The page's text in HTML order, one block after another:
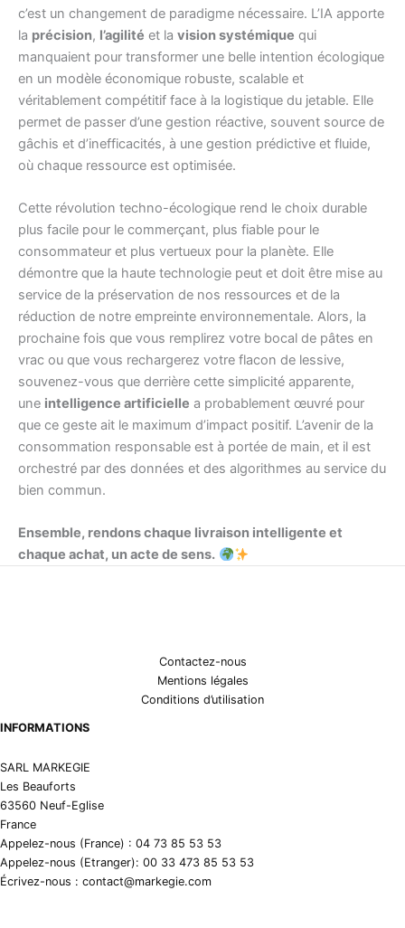
c’est un changement de paradigme nécessaire. L’IA apporte
la précision, l’agilité et la vision systémique qui
manquaient pour transformer une belle intention écologique
en un modèle économique robuste, scalable et
véritablement compétitif face à la logistique du jetable. Elle
permet de passer d’une gestion réactive, souvent source de
gâchis et d’inefficacités, à une gestion prédictive et fluide,
où chaque ressource est optimisée.
Cette révolution techno-écologique rend le choix durable
plus facile pour le commerçant, plus fiable pour le
consommateur et plus vertueux pour la planète. Elle
démontre que la haute technologie peut et doit être mise au
service de la préservation de nos ressources et de la
réduction de notre empreinte environnementale. Alors, la
prochaine fois que vous remplirez votre bocal de pâtes en
vrac ou que vous rechargerez votre flacon de lessive,
souvenez-vous que derrière cette simplicité apparente,
une intelligence artificielle a probablement œuvré pour
que ce geste ait le maximum d’impact positif. L’avenir de la
consommation responsable est à portée de main, et il est
orchestré par des données et des algorithmes au service du
bien commun.
Ensemble, rendons chaque livraison intelligente et
chaque achat, un acte de sens.
Contactez-nous
Mentions légales
Conditions d’utilisation
INFORMATIONS
SARL MARKEGIE
Les Beauforts
63560 Neuf-Eglise
France
Appelez-nous (France) : 04 73 85 53 53
Appelez-nous (Etranger): 00 33 473 85 53 53
Écrivez-nous : contact@markegie.com